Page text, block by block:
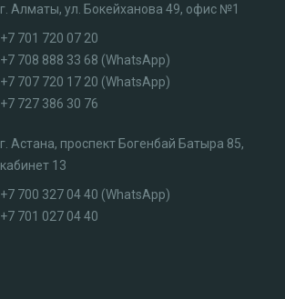
г. Алматы, ул. Бокейханова 49, офис №1
+7 701 720 07 20
+7 708 888 33 68 (WhatsApp)
+7 707 720 17 20 (WhatsApp)
+7 727 386 30 76
г. Астана, проспект Богенбай Батыра 85,
кабинет 13
+7 700 327 04 40 (WhatsApp)
+7 701 027 04 40